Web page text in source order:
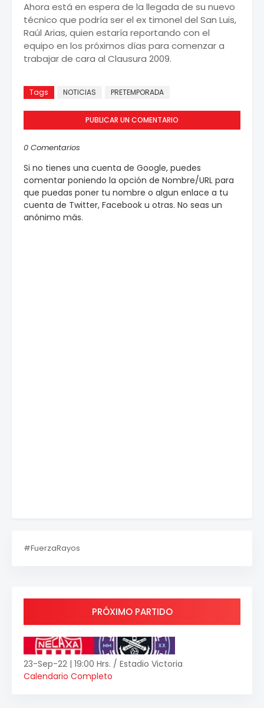
Ahora está en espera de la llegada de su nuevo
técnico que podría ser el ex timonel del San Luis,
Raúl Arias, quien estaría reportando con el
equipo en los próximos días para comenzar a
trabajar de cara al Clausura 2009.
Tags NOTICIAS PRETEMPORADA
PUBLICAR UN COMENTARIO
0 Comentarios
Si no tienes una cuenta de Google, puedes
comentar poniendo la opción de Nombre/URL para
que puedas poner tu nombre o algun enlace a tu
cuenta de Twitter, Facebook u otras. No seas un
anónimo más.
#FuerzaRayos
PRÓXIMO PARTIDO
23-Sep-22 | 19:00 Hrs. / Estadio Victoria
Calendario Completo